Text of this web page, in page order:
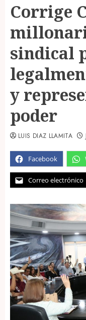
Corrige
sindical
y
poder
Facebook
Correo electrónico
LUIS DIAZ LLAMITA